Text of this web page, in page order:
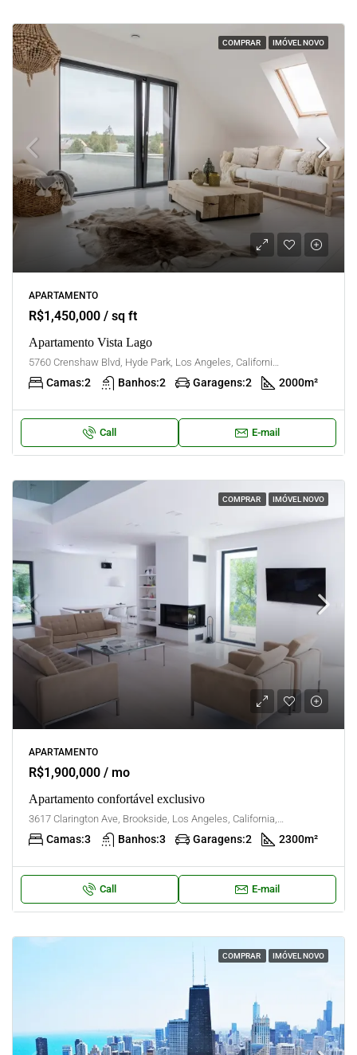
COMPRAR IMÓVEL NOVO
APARTAMENTO
R$1,450,000 / sq ft
Apartamento Vista Lago
5760 Crenshaw Blvd, Hyde Park, Los Angeles, California, United States
Camas:2 Banhos:2 Garagens:2 2000m²
Call E-mail
COMPRAR IMÓVEL NOVO
APARTAMENTO
R$1,900,000 / mo
Apartamento confortável exclusivo
3617 Clarington Ave, Brookside, Los Angeles, California, United States
Camas:3 Banhos:3 Garagens:2 2300m²
Call E-mail
COMPRAR IMÓVEL NOVO